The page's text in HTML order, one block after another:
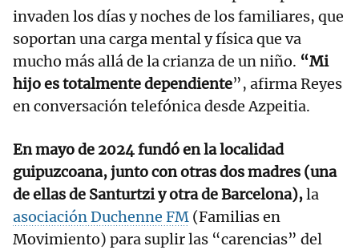
invaden los días y noches de los familiares, que
soportan una carga mental y física que va
mucho más allá de la crianza de un niño. “Mi
hijo es totalmente dependiente”, afirma Reyes
en conversación telefónica desde Azpeitia.
En mayo de 2024 fundó en la localidad
guipuzcoana, junto con otras dos madres (una
de ellas de Santurtzi y otra de Barcelona),la
asociación Duchenne FM (Familias en
Movimiento) para suplir las “carencias” del